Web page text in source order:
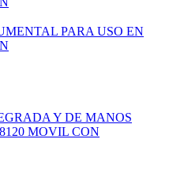
PARA USO EN
Y DE MANOS
MOVIL CON